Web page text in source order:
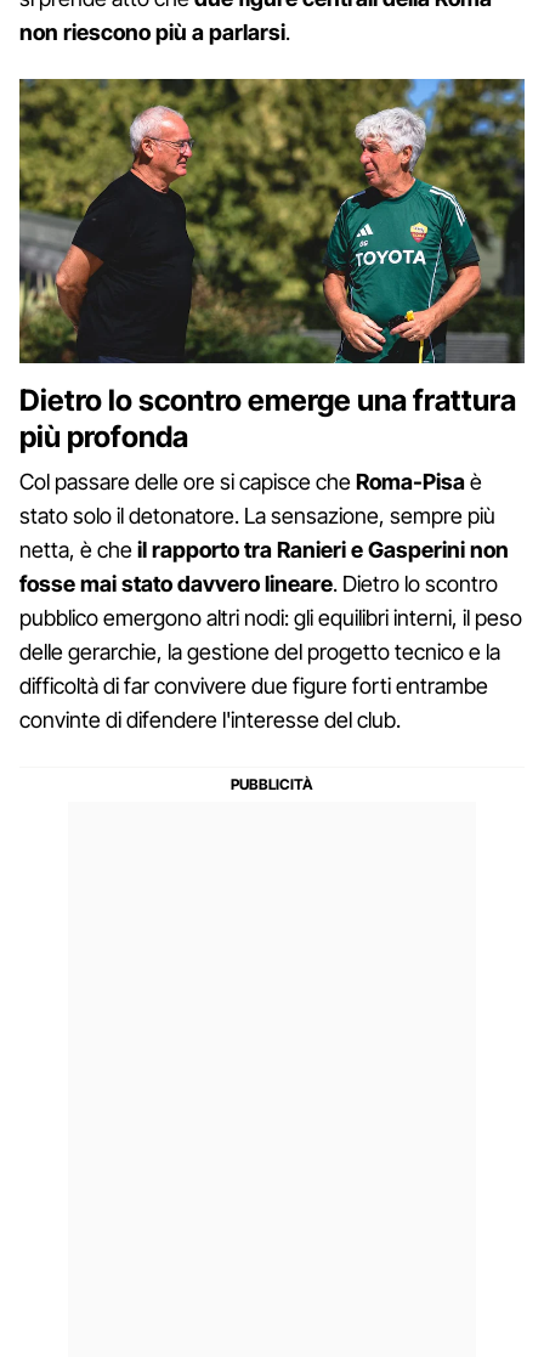
non riescono più a parlarsi.
Dietro lo scontro emerge una frattura
più profonda
Col passare delle ore si capisce cheRoma-Pisaè
stato solo il detonatore. La sensazione, sempre più
netta, è cheil rapporto tra Ranieri e Gasperini non
fosse mai stato davvero lineare. Dietro lo scontro
pubblico emergono altri nodi: gli equilibri interni, il peso
delle gerarchie, la gestione del progetto tecnico e la
difficoltà di far convivere due figure forti entrambe
convinte di difendere l'interesse del club.